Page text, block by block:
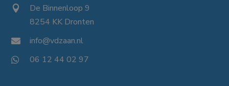
 De Binnenloop 9
8254 KK Dronten
 info@vdzaan.nl
 06 12 44 02 97